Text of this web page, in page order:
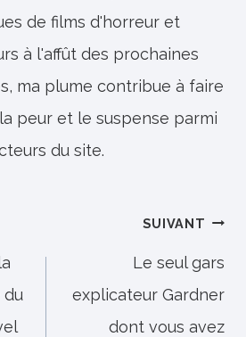
de films d'horreur et
à l'affût des prochaines
ma plume contribue à faire
peur et le suspense parmi
du site.
SUIVANT
Le seul gars
explicateur Gardner
dont vous avez